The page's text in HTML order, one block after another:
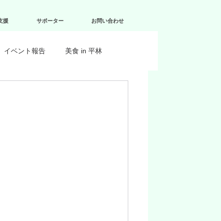
援 サポーター お問い合わせ
イベント報告 美食 in 平林